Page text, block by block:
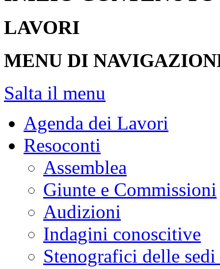
Cerca nel sito
Cerca
> Resoconti Stenografici
Referente
INIZIO CONTENUTO
LAVORI
MENU DI
Salta il menu
Agenda dei Lavori